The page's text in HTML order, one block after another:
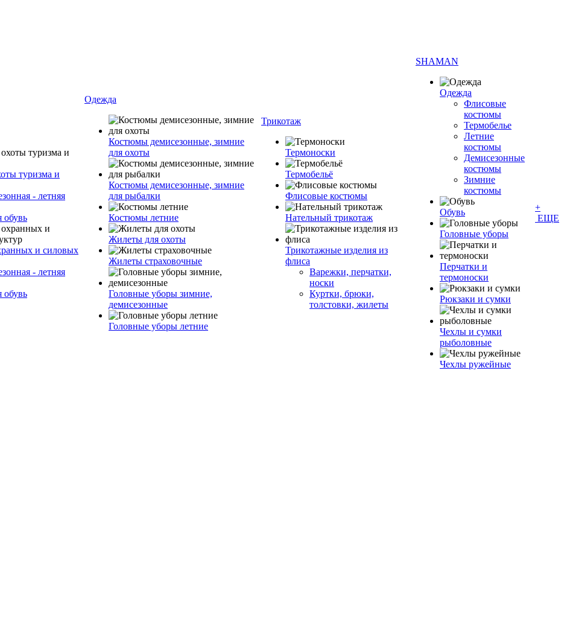
туризма и
- летняя
обувь
и силовых
- летняя
обувь
Одежда
Костюмы демисезонные, зимние
для охоты
Костюмы демисезонные, зимние
для рыбалки
Костюмы летние
Жилеты для охоты
Жилеты страховочные
Головные уборы зимние,
демисезонные
Головные уборы летние
Трикотаж
Термоноски
Термобельё
Флисовые костюмы
Нательный трикотаж
Трикотажные изделия из
флиса
Варежки, перчатки,
носки
Куртки, брюки,
толстовки, жилеты
SHAMAN
Одежда
Флисовые
костюмы
Термобелье
Летние
костюмы
Демисезонные
костюмы
Зимние
костюмы
Обувь
Головные уборы
Перчатки и
термоноски
Рюкзаки и сумки
Чехлы и сумки
рыболовные
Чехлы ружейные
+
ЕЩЕ